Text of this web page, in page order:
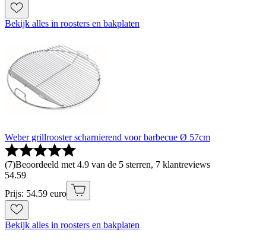
Bekijk alles in roosters en bakplaten
Weber grillrooster scharnierend voor barbecue Ø 57cm
(7)Beoordeeld met 4.9 van de 5 sterren, 7 klantreviews
54.59
Prijs: 54.59 euro
Bekijk alles in roosters en bakplaten